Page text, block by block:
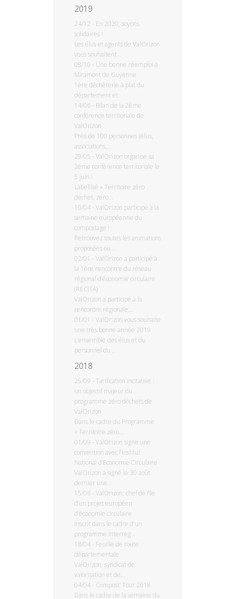
2019
24/12 - En 2020, soyons
solidaires !
Les élus et agents de ValOrizon
vous souhaitent...
08/10 - Une benne réemploi à
Miramont de Guyenne
1ère déchèterie à plat du
département et...
14/06 - Bilan de la 2ème
conférence territoriale de
ValOrizon
Près de 100 personnes (élus,
associations,...
29/05 - ValOrizon organise sa
2ème conférence territoriale le
5 juin !
Labellisé « Territoire zéro
déchet, zéro...
10/04 - ValOrizon participe à la
semaine européenne du
compostage !
Retrouvez toutes les animations
proposées ou...
02/01 - ValOrizon a participé à
la 1ère rencontre du réseau
régional d’économie circulaire
(RECITA)
ValOrizon a participé à la
rencontre régionale...
01/01 - ValOrizon vous souhaite
une très bonne année 2019
L’ensemble des élus et du
personnel du...
2018
25/09 - Tarification incitative :
un objectif majeur du
programme zéro déchets de
ValOrizon
Dans le cadre du Programme
« Territoire zéro...
01/09 - ValOrizon signe une
convention avec l’Institut
National d’Economie Circulaire
ValOrizon a signé le 30 août
dernier une...
15/06 - ValOrizon, chef de file
d’un projet européen
d’économie circulaire
Inscrit dans le cadre d'un
programme Interreg...
18/04 - Feuille de route
départementale
ValOrizon, syndicat de
valorisation et de...
04/04 - Compost’ Tour 2018
Dans le cadre de la semaine du